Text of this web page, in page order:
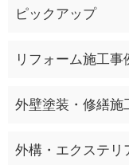
ピックアップ
リフォーム施工事
外壁塗装・修繕施
外構・エクステリ